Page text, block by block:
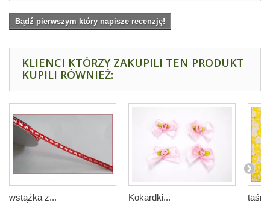
Bądź pierwszym który napisze recenzję!
KLIENCI KTÓRZY ZAKUPILI TEN PRODUKT
KUPILI RÓWNIEŻ:
wstążka z... Kokardki...